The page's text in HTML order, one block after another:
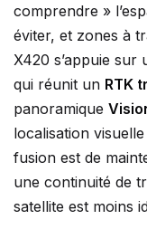
comprendre »
éviter, et zones à
X420 s’appuie sur
qui réunit un RTK
panoramique
localisation
fusion est de
une continuité de
satellite est moins